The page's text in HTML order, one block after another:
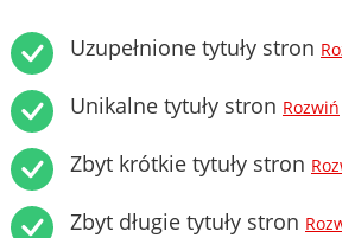
Uzupełnione tytuły stron
Unikalne tytuły stron Rozwiń
Zbyt krótkie tytuły stron
Zbyt długie tytuły stron